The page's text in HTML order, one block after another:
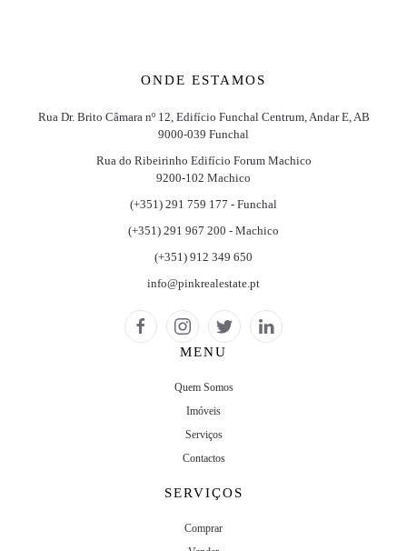
ONDE ESTAMOS
Rua Dr. Brito Câmara nº 12, Edifício Funchal Centrum, Andar E, AB
9000-039 Funchal
Rua do Ribeirinho Edifício Forum Machico
9200-102 Machico
(+351) 291 759 177 - Funchal
(+351) 291 967 200 - Machico
(+351) 912 349 650
info@pinkrealestate.pt
MENU
Quem Somos
Imóveis
Serviços
Contactos
SERVIÇOS
Comprar